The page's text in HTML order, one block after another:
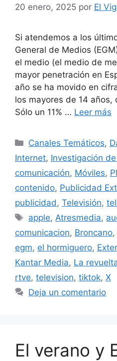
20 enero, 2025 por El
Si atendemos a los
General de Medios
el medio (el medio de
mayor penetración en
año se ha movido en
los mayores de 14 años,
Sólo un 11% … Leer más
Categorías
Canales Temáticos,
Internet, Investigación
comunicación, Móviles,
contenido, Publicidad
publicidad , Televisión,
Etiquetas
apple, Atresmedia,
comunicacion, Broncano,
egm, el hormiguero,
Kantar Media, La
rtve, television, tiktok, X
Deja un comentario
El verano y